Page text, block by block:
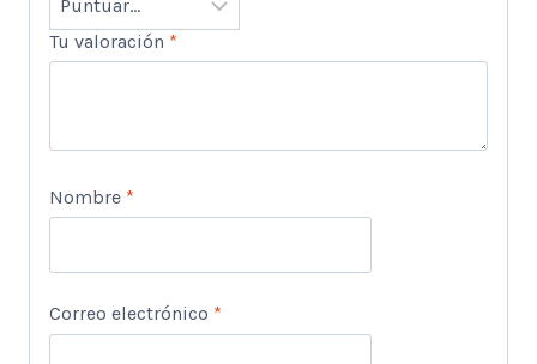
Tu valoración *
Nombre *
Correo electrónico *